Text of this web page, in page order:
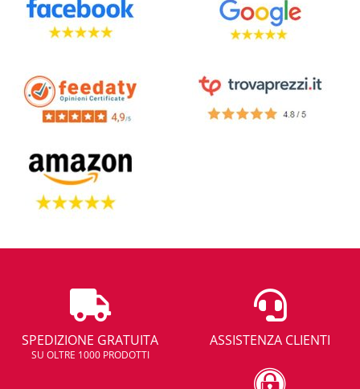
SPEDIZIONE GRATUITA
SU OLTRE 1000 PRODOTTI
ASSISTENZA CLIENTI